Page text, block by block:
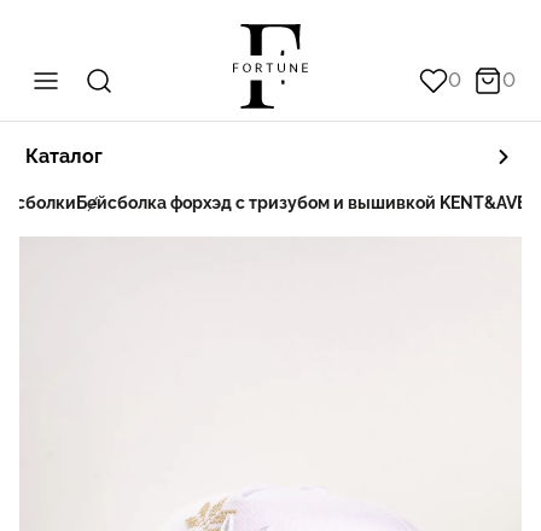
0 0
Каталог
Бейсболка форхэд с тризубом и вышивкой